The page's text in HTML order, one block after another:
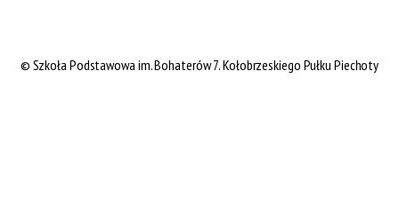
© Szkoła Podstawowa im. Bohaterów 7. Kołobrzeskiego Pułku Piechoty